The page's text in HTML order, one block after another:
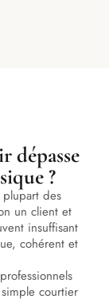
dépasse
?
plupart des
un client et
insuffisant
cohérent et
courtier